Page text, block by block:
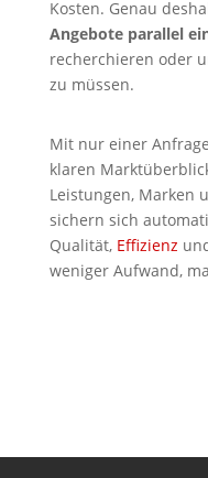
Kosten. Genau
Angebote parallel
recherchieren oder
zu müssen.
Mit nur einer
klaren
Leistungen, Marken
sichern sich
Qualität, Effizienz
weniger Aufwand,